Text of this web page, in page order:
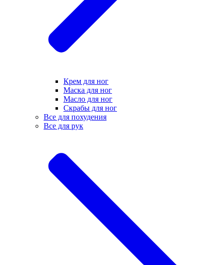
Крем для ног
Маска для ног
Масло для ног
Скрабы для ног
Все для похудения
Все для рук